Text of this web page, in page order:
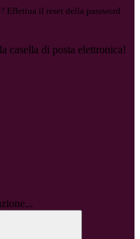
Effettua il reset della password
casella di posta elettronica!